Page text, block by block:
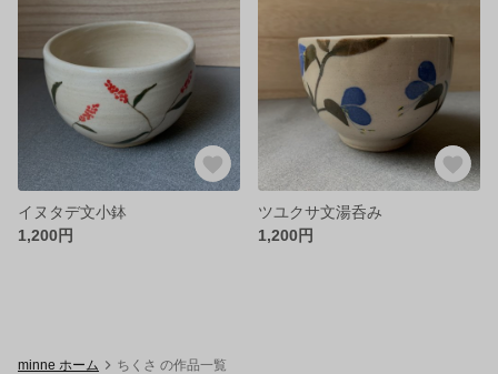
イヌタデ文小鉢
1,200円
ツユクサ文湯呑み
1,200円
minne ホーム ちくさ の作品一覧